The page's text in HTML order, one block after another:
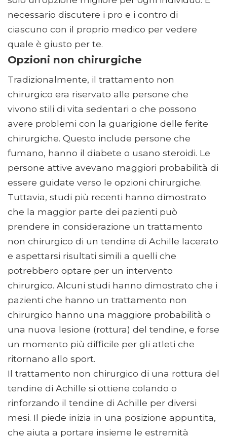
necessario discutere i pro e i contro di
ciascuno con il proprio medico per vedere
quale è giusto per te.
Opzioni non chirurgiche
Tradizionalmente, il trattamento non
chirurgico era riservato alle persone che
vivono stili di vita sedentari o che possono
avere problemi con la guarigione delle ferite
chirurgiche. Questo include persone che
fumano, hanno il diabete o usano steroidi. Le
persone attive avevano maggiori probabilità di
essere guidate verso le opzioni chirurgiche.
Tuttavia, studi più recenti hanno dimostrato
che la maggior parte dei pazienti può
prendere in considerazione un trattamento
non chirurgico di un tendine di Achille lacerato
e aspettarsi risultati simili a quelli che
potrebbero optare per un intervento
chirurgico. Alcuni studi hanno dimostrato che i
pazienti che hanno un trattamento non
chirurgico hanno una maggiore probabilità o
una nuova lesione (rottura) del tendine, e forse
un momento più difficile per gli atleti che
ritornano allo sport.
Il trattamento non chirurgico di una rottura del
tendine di Achille si ottiene colando o
rinforzando il tendine di Achille per diversi
mesi. Il piede inizia in una posizione appuntita,
che aiuta a portare insieme le estremità